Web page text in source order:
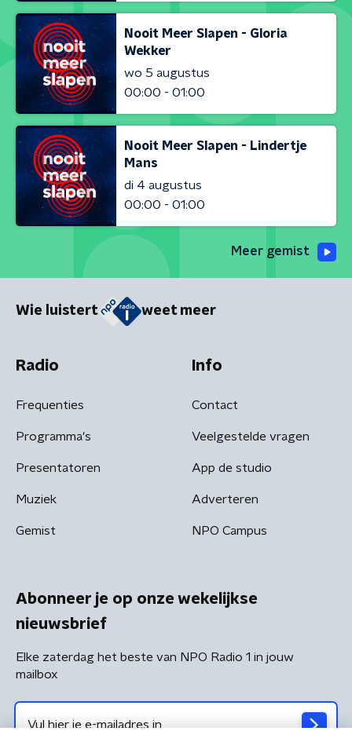
Nooit Meer Slapen - Gloria
Wekker
wo 5 augustus
00:00 - 01:00
Nooit Meer Slapen - Lindertje
Mans
di 4 augustus
00:00 - 01:00
Meer gemist
Wie luistert weet meer
Radio
Frequenties
Programma's
Presentatoren
Muziek
Gemist
Info
Contact
Veelgestelde vragen
App de studio
Adverteren
NPO Campus
Abonneer je op onze wekelijkse
nieuwsbrief
Elke zaterdag het beste van NPO Radio 1 in jouw
mailbox